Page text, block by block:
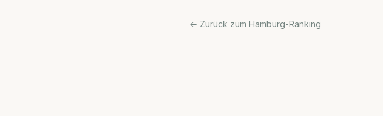
← Zurück zum Hamburg-Ranking